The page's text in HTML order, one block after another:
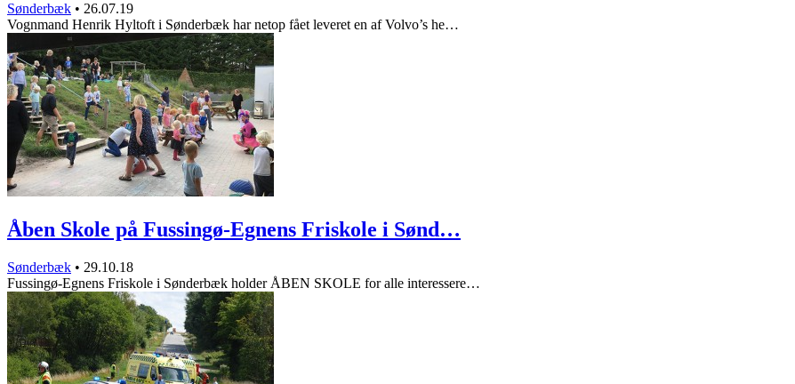
Sønderbæk • 26.07.19
Vognmand Henrik Hyltoft i Sønderbæk har netop fået leveret en af Volvo’s he…
Åben Skole på Fussingø-Egnens Friskole i Sønd…
Sønderbæk • 29.10.18
Fussingø-Egnens Friskole i Sønderbæk holder ÅBEN SKOLE for alle interessere…